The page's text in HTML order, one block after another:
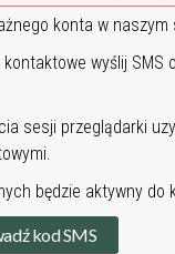
konta w naszym
wyślij SMS
sesji przeglądarki
będzie aktywny do
kod SMS